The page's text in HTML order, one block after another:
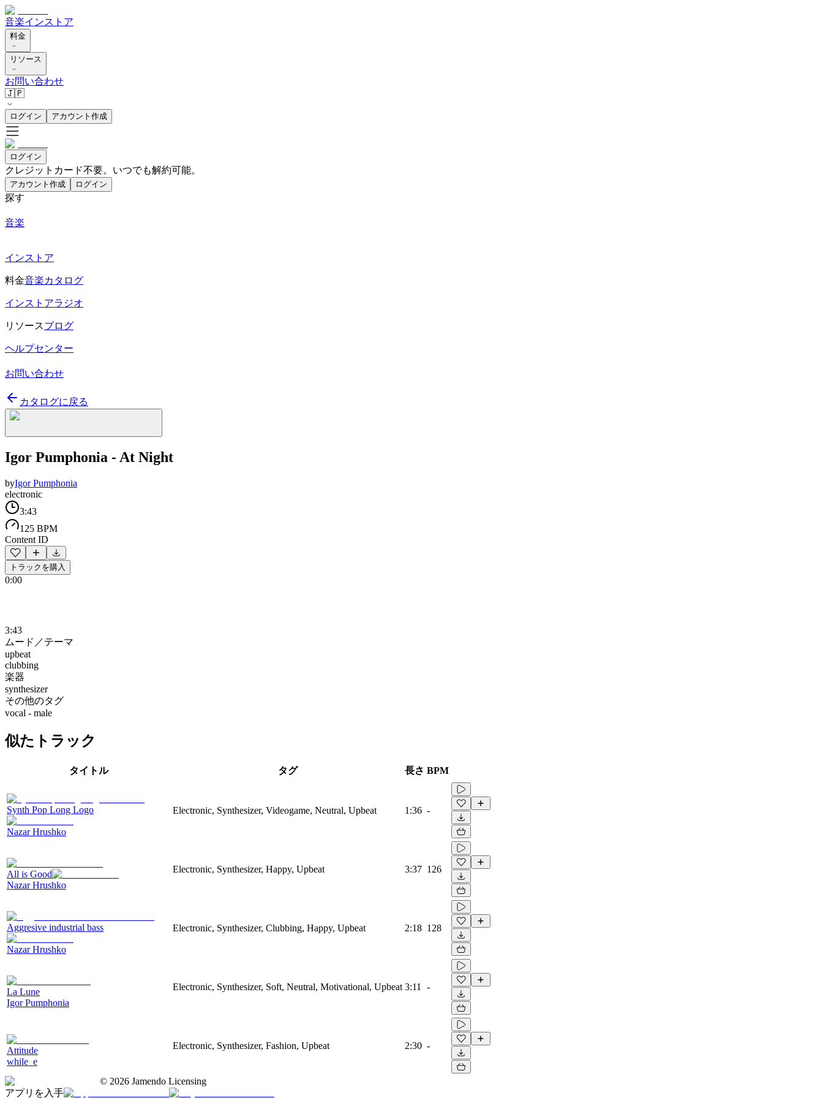
音楽インストア
料金
リソース
お問い合わせ
🇯🇵
ログイン アカウント作成
ログイン
クレジットカード不要。いつでも解約可能。
アカウント作成 ログイン
探す
音楽
インストア
料金音楽カタログ
インストアラジオ
リソースブログ
ヘルプセンター
お問い合わせ
カタログに戻る
Igor Pumphonia - At Night
byIgor Pumphonia
electronic
3:43
125 BPM
Content ID
トラックを購入
0:00
3:43
ムード／テーマ
upbeat
clubbing
楽器
synthesizer
その他のタグ
vocal - male
似たトラック
タイトル タグ 長さ BPM
Synth Pop Long Logo
Nazar Hrushko
Electronic, Synthesizer, Videogame, Neutral, Upbeat 1:36 -
All is Good
Nazar Hrushko
Electronic, Synthesizer, Happy, Upbeat 3:37 126
Aggresive industrial bass
Nazar Hrushko
Electronic, Synthesizer, Clubbing, Happy, Upbeat 2:18 128
La Lune
Igor Pumphonia
Electronic, Synthesizer, Soft, Neutral, Motivational, Upbeat 3:11 -
Attitude
while_e
Electronic, Synthesizer, Fashion, Upbeat 2:30 -
© 2026 Jamendo Licensing
アプリを入手